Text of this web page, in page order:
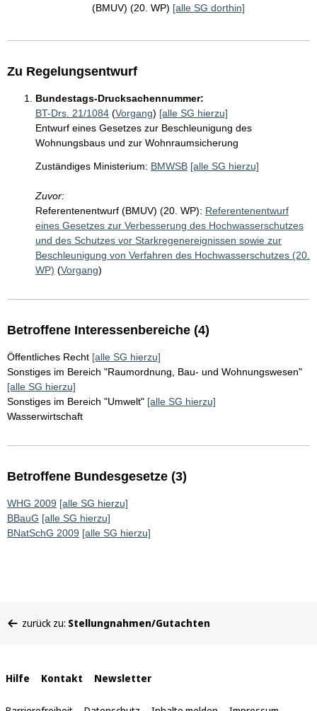
(BMUV) (20. WP) [alle SG dorthin]
Zu Regelungsentwurf
Bundestags-Drucksachennummer:
BT-Drs. 21/1084 (Vorgang) [alle SG hierzu]
Entwurf eines Gesetzes zur Beschleunigung des
Wohnungsbaus und zur Wohnraumsicherung
Zuständiges Ministerium: BMWSB [alle SG hierzu]
Zuvor:
Referentenentwurf (BMUV) (20. WP): Referentenentwurf
eines Gesetzes zur Verbesserung des Hochwasserschutzes
und des Schutzes vor Starkregenereignissen sowie zur
Beschleunigung von Verfahren des Hochwasserschutzes (20.
WP) (Vorgang)
Betroffene Interessenbereiche (4)
Öffentliches Recht [alle SG hierzu]
Sonstiges im Bereich "Raumordnung, Bau- und Wohnungswesen"
[alle SG hierzu]
Sonstiges im Bereich "Umwelt" [alle SG hierzu]
Wasserwirtschaft
Betroffene Bundesgesetze (3)
WHG 2009 [alle SG hierzu]
BBauG [alle SG hierzu]
BNatSchG 2009 [alle SG hierzu]
befinden
zurück zu: Stellungnahmen/Gutachten
Interne
Links
Hilfe Kontakt Newsletter